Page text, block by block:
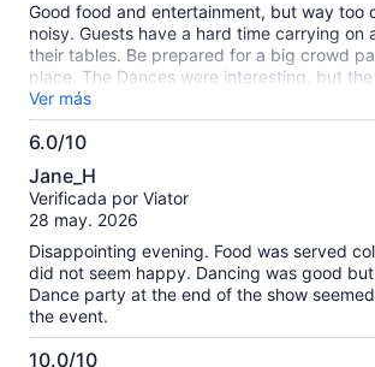
Good food and entertainment, but way too
noisy. Guests have a hard time carrying on
their tables. Be prepared for a big crowd
place. The Dances were interesting, but
to overhype them a bit, like a Las Vegas
distraction.
Ver más
6.0/10
6.0
de
10
Jane_H
Verificada por Viator
28 may. 2026
Disappointing evening. Food was served
did not seem happy. Dancing was good
Dance party at the end of the show
the event.
10.0/10